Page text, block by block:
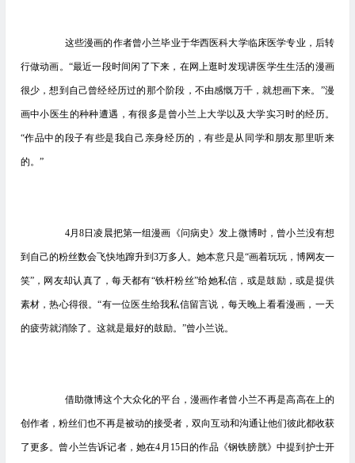
这些漫画的作者曾小兰毕业于华西医科大学临床医学专业，后转
行做动画。“最近一段时间闲了下来，在网上逛时发现讲医学生生活的漫画
很少，想到自己曾经经历过的那个阶段，不由感慨万千，就想画下来。”漫
画中小医生的种种遭遇，有很多是曾小兰上大学以及大学实习时的经历。
“作品中的段子有些是我自己亲身经历的，有些是从同学和朋友那里听来
的。”
4月8日凌晨把第一组漫画《问病史》发上微博时，曾小兰没有想
到自己的粉丝数会飞快地蹿升到3万多人。她本意只是“画着玩玩，博网友一
笑”，网友却认真了，每天都有“铁杆粉丝”给她私信，或是鼓励，或是提供
素材，热心得很。“有一位医生给我私信留言说，每天晚上看看漫画，一天
的疲劳就消除了。这就是最好的鼓励。”曾小兰说。
借助微博这个大众化的平台，漫画作者曾小兰不再是高高在上的
创作者，粉丝们也不再是被动的接受者，双向互动和沟通让他们彼此都收获
了更多。曾小兰告诉记者，她在4月15日的作品《钢铁膀胱》中提到护士开